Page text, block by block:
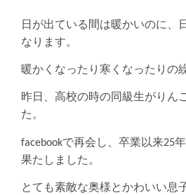
日が出ている間は暖かいのに、
なります。
暖かくなったり寒くなったりの
昨日、高校の時の同級生がりん
た。
facebookで再会し、卒業以来25
果たしました。
とても素敵な奥様とかわいい息